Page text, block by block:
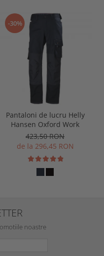
-30%
Pantaloni de lucru Helly
Hansen Oxford Work
423,50 RON
de la 296,45 RON
noastre